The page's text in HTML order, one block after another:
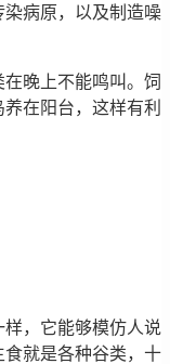
病原，以及制造噪
晚上不能鸣叫。饲
在阳台，这样有利
，它能够模仿人说
就是各种谷类，十